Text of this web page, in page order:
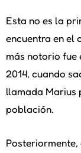
Esta no es la
encuentra en el
más notorio fue
2014, cuando
llamada Marius
población.